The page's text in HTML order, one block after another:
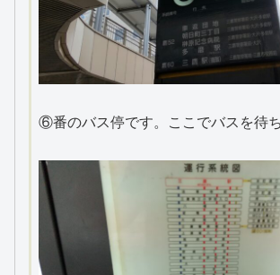
⑥番のバス停です。ここでバスを待ち